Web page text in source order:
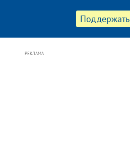
Поддержать
РЕКЛАМА